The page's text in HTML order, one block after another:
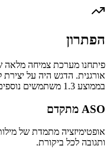
הפתרון
פיתחנו מערכת צמיחה
אורגנית. הדגש היה על
בממוצע 1.3 משתמשים נוספים.
ASO מתקדם
אופטימיזציה מתמדת של
ותגובה לכל ביקורת.